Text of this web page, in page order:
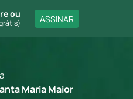
ou ASSINAR
Maria Maior